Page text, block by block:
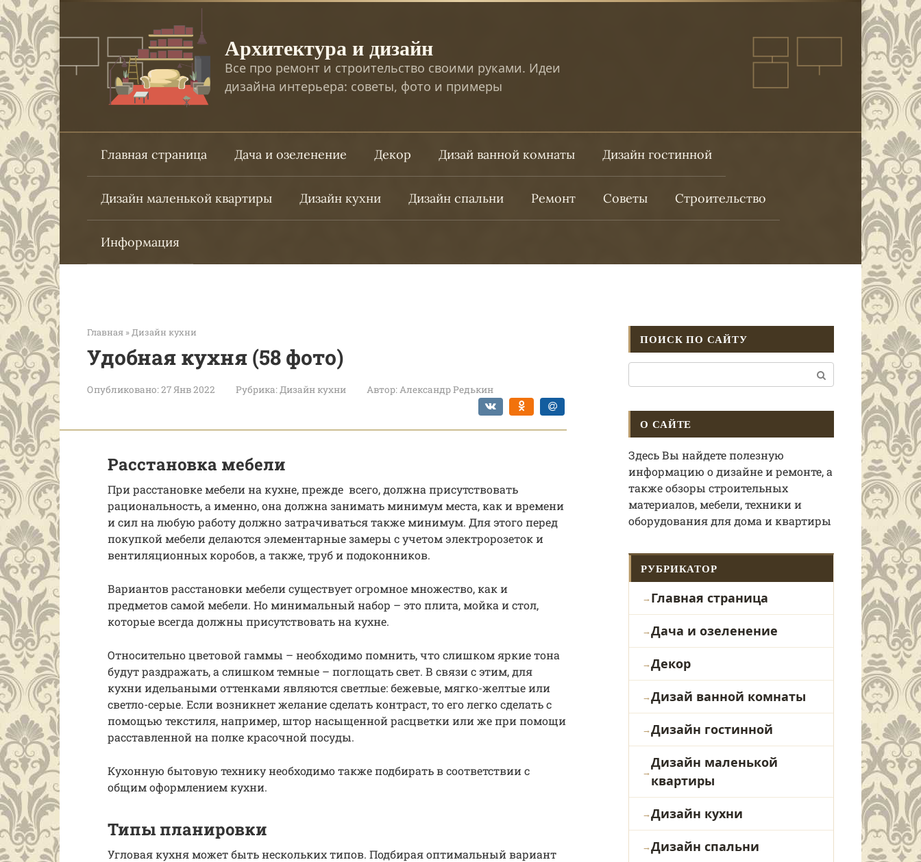
Перейти
к
контенту
Архитектура и дизайн
Все про ремонт и строительство своими руками. Идеи
дизайна интерьера: советы, фото и примеры
Главная страница Дача и озеленение Декор Дизай ванной комнаты Дизайн гостинной
Дизайн маленькой квартиры Дизайн кухни Дизайн спальни Ремонт Советы Строительство
Информация
Главная » Дизайн кухни
Удобная кухня (58 фото)
Опубликовано:27 Янв 2022 Рубрика:Дизайн кухни Автор:Александр Редькин
Расстановка мебели
При расстановке мебели на кухне, прежде всего, должна присутствовать
рациональность, а именно, она должна занимать минимум места, как и времени
и сил на любую работу должно затрачиваться также минимум. Для этого перед
покупкой мебели делаются элементарные замеры с учетом электророзеток и
вентиляционных коробов, а также, труб и подоконников.
Вариантов расстановки мебели существует огромное множество, как и
предметов самой мебели. Но минимальный набор – это плита, мойка и стол,
которые всегда должны присутствовать на кухне.
Относительно цветовой гаммы – необходимо помнить, что слишком яркие тона
будут раздражать, а слишком темные – поглощать свет. В связи с этим, для
кухни идельаными оттенками являются светлые: бежевые, мягко-желтые или
светло-серые. Если возникнет желание сделать контраст, то его легко сделать с
помощью текстиля, например, штор насыщенной расцветки или же при помощи
расставленной на полке красочной посуды.
Кухонную бытовую технику необходимо также подбирать в соответствии с
общим оформлением кухни.
Типы планировки
Угловая кухня может быть нескольких типов. Подбирая оптимальный вариант
ПОИСК ПО САЙТУ
О САЙТЕ
Здесь Вы найдете полезную
информацию о дизайне и ремонте, а
также обзоры строительных
материалов, мебели, техники и
оборудования для дома и квартиры
РУБРИКАТОР
Главная страница
Дача и озеленение
Декор
Дизай ванной комнаты
Дизайн гостинной
Дизайн маленькой
квартиры
Дизайн кухни
Дизайн спальни